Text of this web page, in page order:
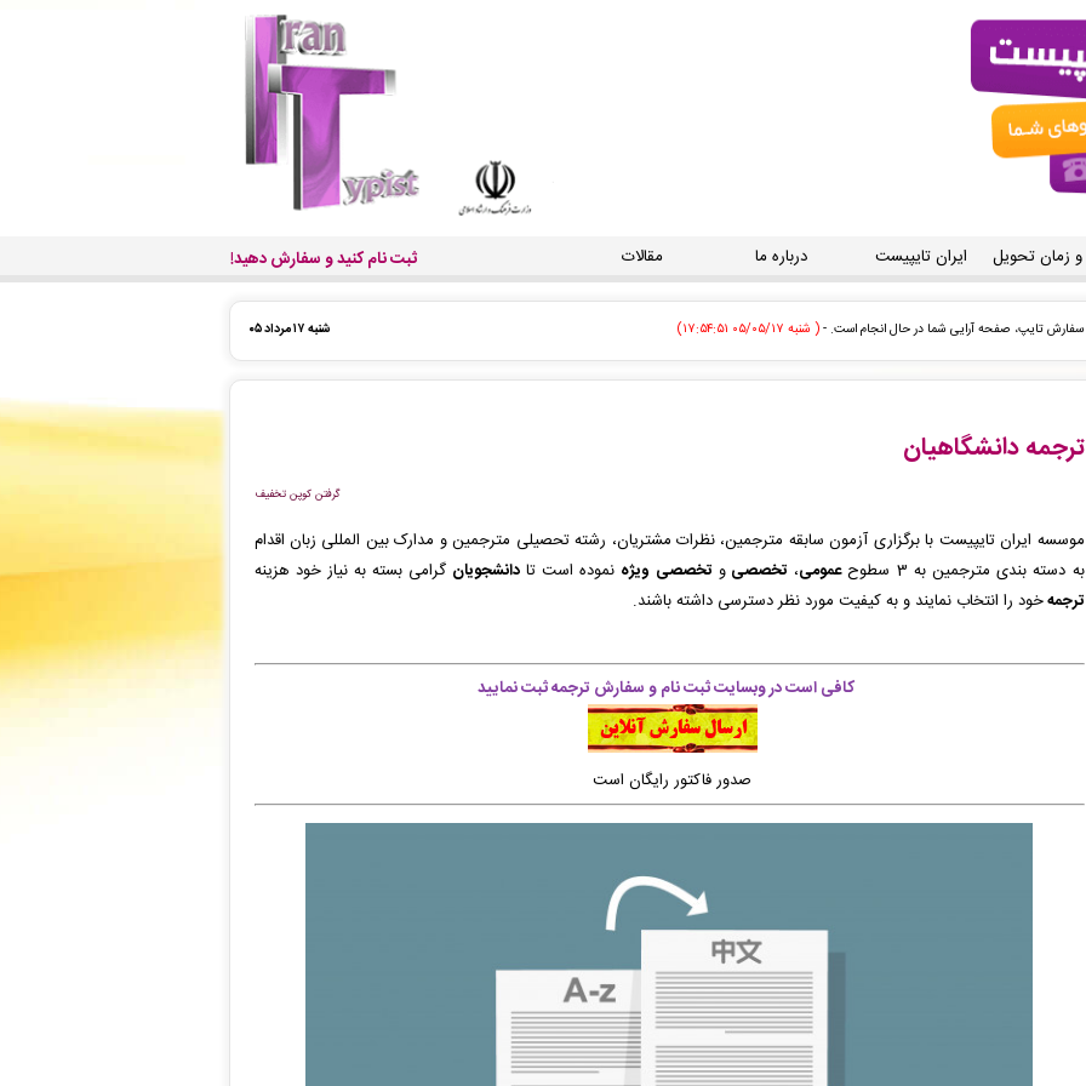
و زمان تحویل ایران تایپیست درباره ما مقالات ثبت نام کنید و سفارش دهید!
شنبه ۱۷ مرداد ۰۵ برای شما صادر گردید. -( شنبه ۰۵/۰۵/۱۷ ۱۷:۴۵:۰۰)
توسط اپراتور بررسی خواهد شد. -( شنبه ۰۵/۰۵/۱۷ ۱۷:۴۲:۳۸)
صفحه آرایی شما در حال انجام است. -
و سفارش تایپ، صفحه آرایی شما در حال انجام است. - ( شنبه ۰۵/۰۵/۱۷ ۱۷:۳۳:۱۸)
پرداخت شده است و سفارش در حال انجام میباشد. -
به سیستم تحویل داده شده است. -( شنبه ۰۵/۰۵/۱۷ ۱۸:۰۸:۳۹)
شما صادر گردید. -
تایپ، صفحه آرایی شما در حال انجام است. -
ترجمه دانشگاهیان
گرفتن کوپن تخفیف
موسسه ایران تایپیست با برگزاری آزمون سابقه مترجمین، نظرات مشتریان، رشته تحصیلی مترجمین و مدارک بین المللی زبان اقدام
به دسته بندی مترجمین به 3 سطوح
عمومی، تخصصیو تخصصی ویژه نموده است تادانشجویان گرامی بسته به نیاز خود هزینه
ترجمهخود را انتخاب نمایند و به کیفیت مورد نظر دسترسی داشته باشند.
کافی است در وبسایت ثبت نام و سفارش ترجمه ثبت نمایید
صدور فاکتور رایگان است